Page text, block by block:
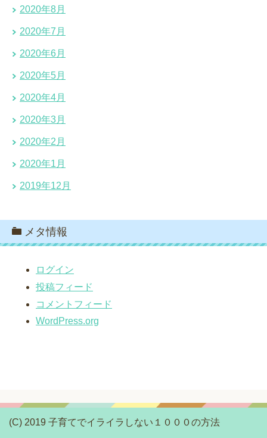
2020年8月
2020年7月
2020年6月
2020年5月
2020年4月
2020年3月
2020年2月
2020年1月
2019年12月
メタ情報
ログイン
投稿フィード
コメントフィード
WordPress.org
(C) 2019 子育てでイライラしない１０００の方法